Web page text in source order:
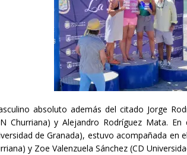
absoluto además del citado Jorge
Churriana) y Alejandro Rodríguez Mata.
de Granada), estuvo acompañada en
y Zoe Valenzuela Sánchez (CD